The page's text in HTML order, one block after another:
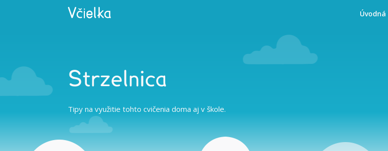
Strzelnica
Tipy na využitie tohto cvičenia doma aj v škole.